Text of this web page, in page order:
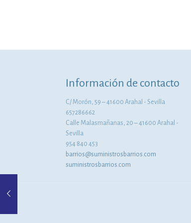
Información de contacto
C/ Morón, 59 – 41600 Arahal - Sevilla
657286662
Calle Malasmañanas, 20 – 41600 Arahal -
Sevilla
954 840 453
barrios@suministrosbarrios.com
suministrosbarrios.com